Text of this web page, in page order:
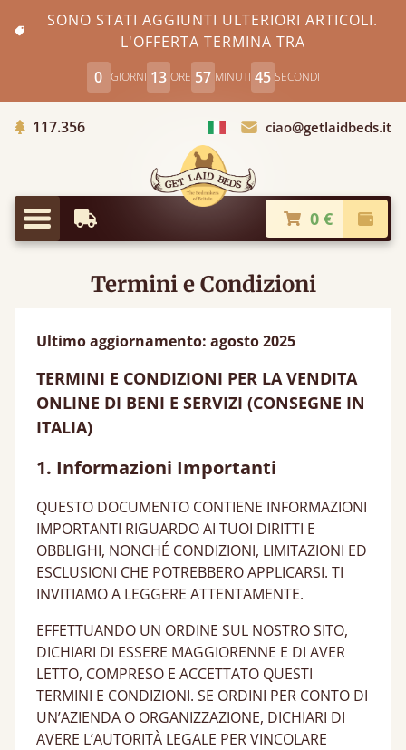
SONO STATI AGGIUNTI ULTERIORI ARTICOLI.
L'OFFERTA TERMINA TRA
0 GIORNI 13 ORE 57 MINUTI 45 SECONDI
117.356Alberi piantati
Scegli Paeseciao@getlaidbeds.it
Menu
Consegna più Veloce 0 €
Termini e Condizioni
Ultimo aggiornamento: agosto 2025
TERMINI E CONDIZIONI PER LA VENDITA
ONLINE DI BENI E SERVIZI (CONSEGNE IN
ITALIA)
1. Informazioni Importanti
QUESTO DOCUMENTO CONTIENE INFORMAZIONI
IMPORTANTI RIGUARDO AI TUOI DIRITTI E
OBBLIGHI, NONCHÉ CONDIZIONI, LIMITAZIONI ED
ESCLUSIONI CHE POTREBBERO APPLICARSI. TI
INVITIAMO A LEGGERE ATTENTAMENTE.
EFFETTUANDO UN ORDINE SUL NOSTRO SITO,
DICHIARI DI ESSERE MAGGIORENNE E DI AVER
LETTO, COMPRESO E ACCETTATO QUESTI
TERMINI E CONDIZIONI. SE ORDINI PER CONTO DI
UN’AZIENDA O ORGANIZZAZIONE, DICHIARI DI
AVERE L’AUTORITÀ LEGALE PER VINCOLARE